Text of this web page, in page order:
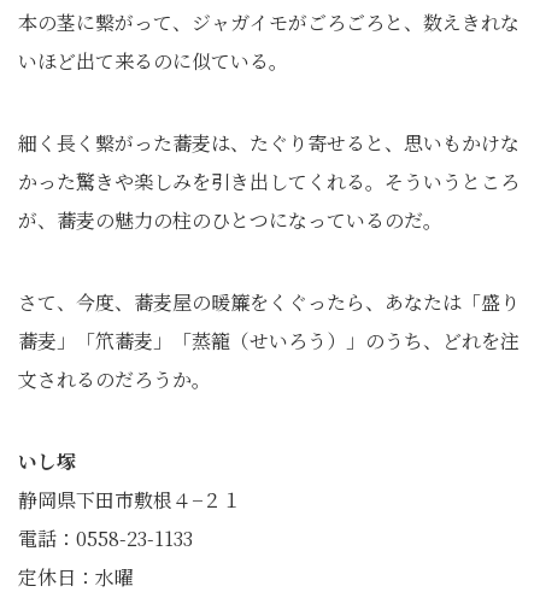
本の茎に繋がって、ジャガイモがごろごろと、数えきれな
いほど出て来るのに似ている。
細く長く繋がった蕎麦は、たぐり寄せると、思いもかけな
かった驚きや楽しみを引き出してくれる。そういうところ
が、蕎麦の魅力の柱のひとつになっているのだ。
さて、今度、蕎麦屋の暖簾をくぐったら、あなたは「盛り
蕎麦」「笊蕎麦」「蒸籠（せいろう）」のうち、どれを注
文されるのだろうか。
いし塚
静岡県下田市敷根４−２１
電話：0558-23-1133
定休日：水曜